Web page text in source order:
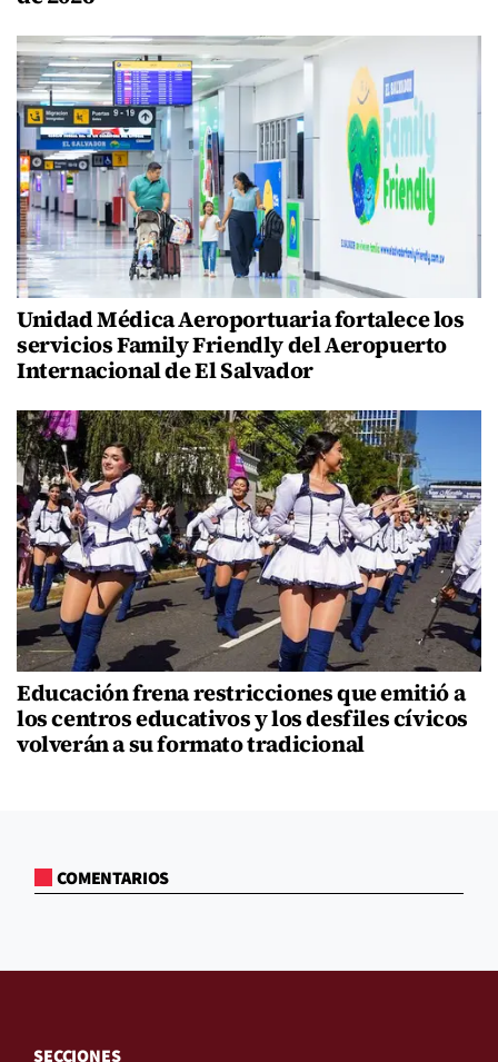
Unidad Médica Aeroportuaria fortalece los
servicios Family Friendly del Aeropuerto
Internacional de El Salvador
Educación frena restricciones que emitió a
los centros educativos y los desfiles cívicos
volverán a su formato tradicional
COMENTARIOS
SECCIONES